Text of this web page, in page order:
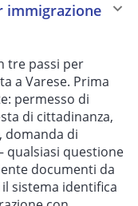
immigrazione
tre passi per
a Varese. Prima
permesso di
di cittadinanza,
domanda di
qualsiasi questione
documenti da
sistema identifica